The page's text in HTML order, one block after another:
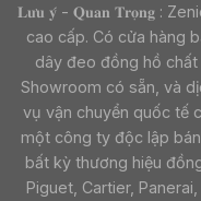
𝐋𝐮̛𝐮 𝐲́ - 𝐐𝐮𝐚𝐧 𝐓𝐫𝐨̣𝐧𝐠 :
cao cấp. Có cửa hàng
dây đeo đồng hồ
Showroom có sẵn, và
vụ vận chuyển quốc tế
một công ty độc lập
bất kỳ thương hiệu
Piguet, Cartier,